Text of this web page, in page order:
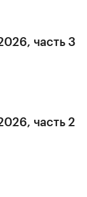
часть 3
часть 2